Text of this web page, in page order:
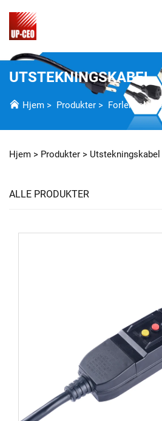
UTSTEKNINGSKABEL
Hjem > Produkter >
Hjem > Produkter > Utstekningskabel
ALLE PRODUKTER